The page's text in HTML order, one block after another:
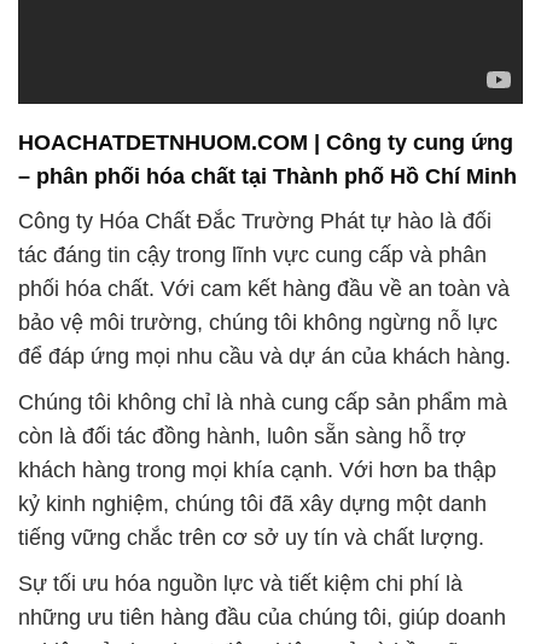
Công ty Hóa Chất Đắc Trường Phát tự hào là đối
tác đáng tin cậy trong lĩnh vực cung cấp và phân
phối hóa chất. Với cam kết hàng đầu về an toàn và
bảo vệ môi trường, chúng tôi không ngừng nỗ lực
để đáp ứng mọi nhu cầu và dự án của khách hàng.
Chúng tôi không chỉ là nhà cung cấp sản phẩm mà
còn là đối tác đồng hành, luôn sẵn sàng hỗ trợ
khách hàng trong mọi khía cạnh. Với hơn ba thập
kỷ kinh nghiệm, chúng tôi đã xây dựng một danh
tiếng vững chắc trên cơ sở uy tín và chất lượng.
Sự tối ưu hóa nguồn lực và tiết kiệm chi phí là
những ưu tiên hàng đầu của chúng tôi, giúp doanh
nghiệp của bạn hoạt động hiệu quả và bền vững.
Chúng tôi cam kết cung cấp những sản phẩm hóa
chất đạt tiêu chuẩn chất lượng cao nhất, đảm bảo
an toàn và hiệu suất tối ưu.